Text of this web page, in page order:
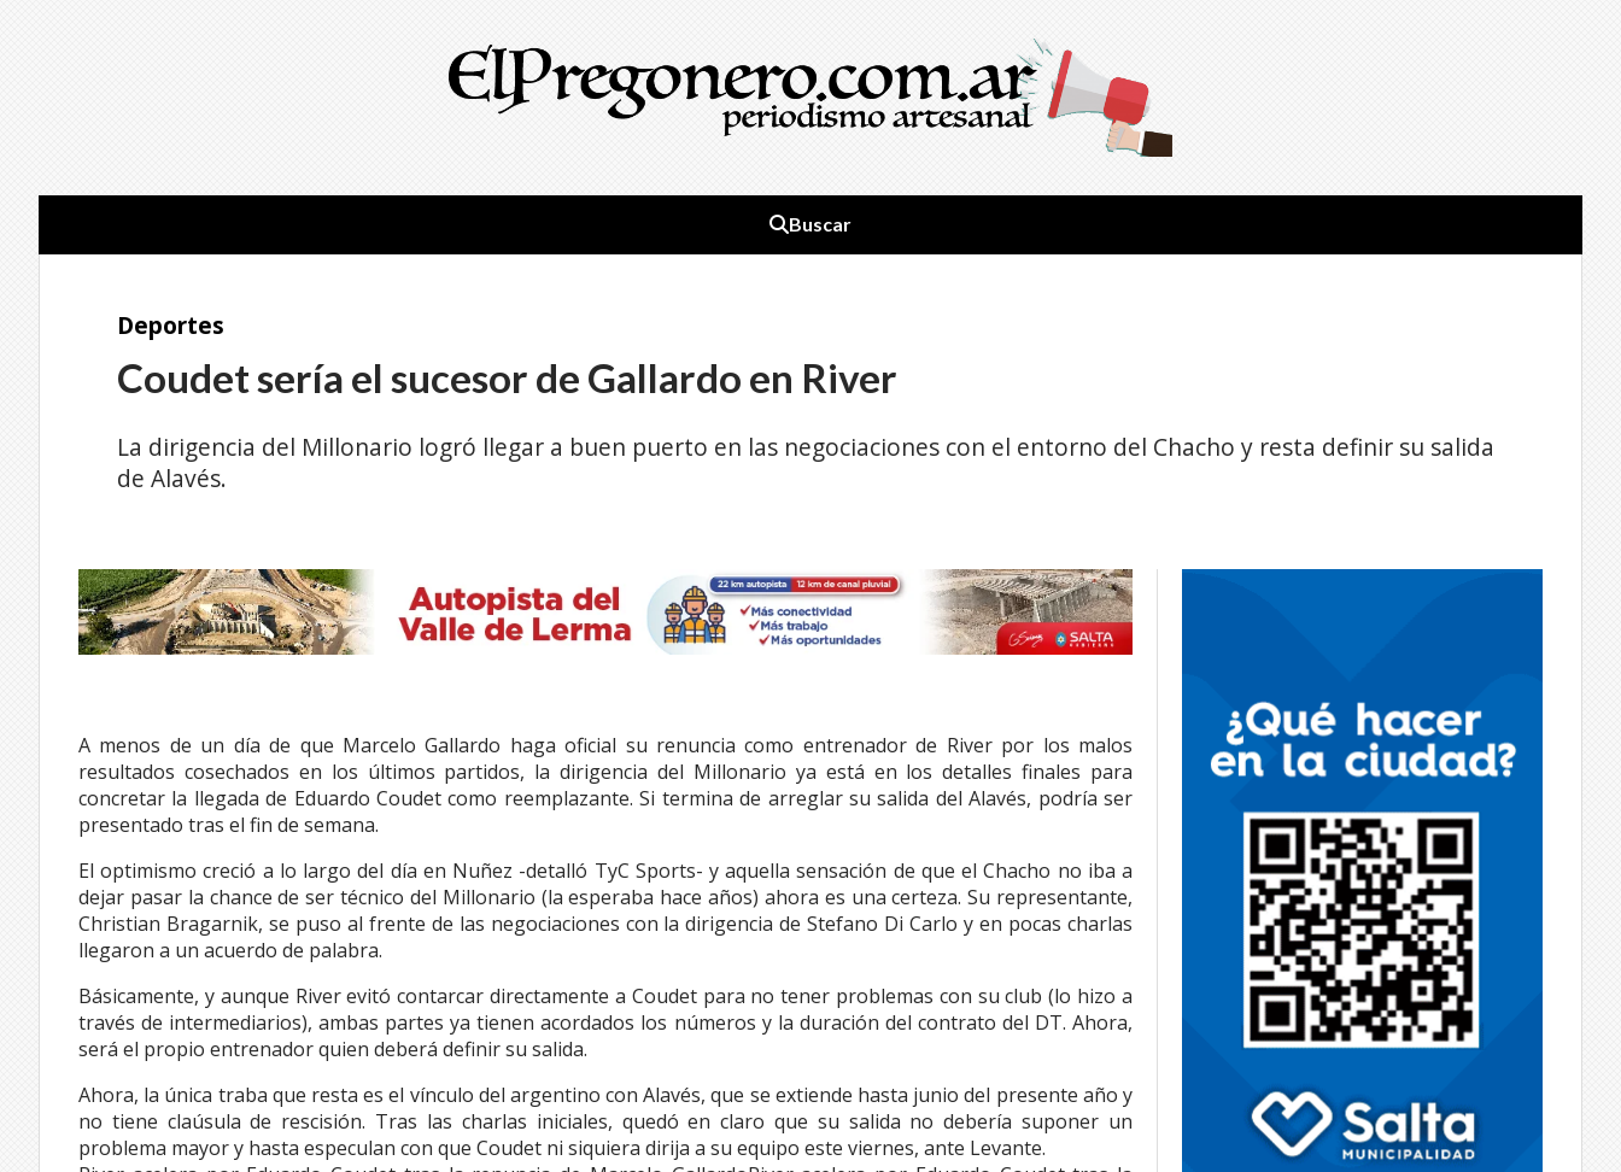
Buscar
Coudet sería el sucesor de Gallardo en River
La dirigencia del Millonario logró llegar a buen puerto en las negociaciones con el entorno del Chacho y resta definir su salida
de Alavés.
Deportes
A menos de un día de que Marcelo Gallardo haga oficial su renuncia como entrenador de River por los malos
resultados cosechados en los últimos partidos, la dirigencia del Millonario ya está en los detalles finales para
concretar la llegada de Eduardo Coudet como reemplazante. Si termina de arreglar su salida del Alavés, podría ser
presentado tras el fin de semana.
El optimismo creció a lo largo del día en Nuñez -detalló TyC Sports- y aquella sensación de que el Chacho no iba a
dejar pasar la chance de ser técnico del Millonario (la esperaba hace años) ahora es una certeza. Su representante,
Christian Bragarnik, se puso al frente de las negociaciones con la dirigencia de Stefano Di Carlo y en pocas charlas
llegaron a un acuerdo de palabra.
Básicamente, y aunque River evitó contarcar directamente a Coudet para no tener problemas con su club (lo hizo a
través de intermediarios), ambas partes ya tienen acordados los números y la duración del contrato del DT. Ahora,
será el propio entrenador quien deberá definir su salida.
Ahora, la única traba que resta es el vínculo del argentino con Alavés, que se extiende hasta junio del presente año y
no tiene claúsula de rescisión. Tras las charlas iniciales, quedó en claro que su salida no debería suponer un
problema mayor y hasta especulan con que Coudet ni siquiera dirija a su equipo este viernes, ante Levante.